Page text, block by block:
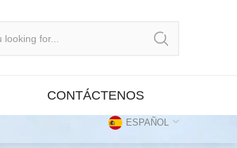
CONTÁCTENOS
ESPAÑOL